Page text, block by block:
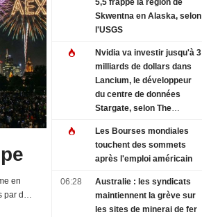
en
par de
5,5 frappe la région de
Skwentna en Alaska, selon
l'USGS
Nvidia va investir jusqu'à 3
milliards de dollars dans
Lancium, le développeur
du centre de données
Stargate, selon The
Les Bourses mondiales
touchent des sommets
après l'emploi américain
06:28
Australie : les syndicats
maintiennent la grève sur
les sites de minerai de fer